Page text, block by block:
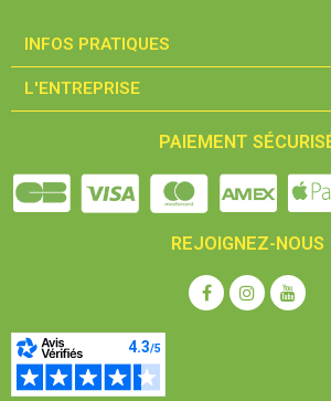
INFOS PRATIQUES​
L'ENTREPRISE​
PAIEMENT
REJOIGNEZ-NOUS